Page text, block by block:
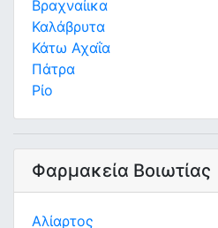
Βραχναίικα
Καλάβρυτα
Κάτω Αχαΐα
Πάτρα
Ρίο
Φαρμακεία Βοιωτίας
Αλίαρτος